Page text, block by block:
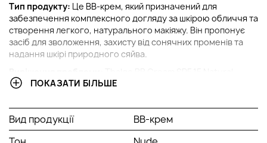
Тип продукту: Це BB-крем, який призначений для
забезпечення комплексного догляду за шкірою обличчя та
створення легкого, натурального макіяжу. Він пропонує
засіб для зволоження, захисту від сонячних променів та
надання шкірі природного сяйва.
вирішує проблему необхідності швидкого та ефективного
зволожуючого крему та тонального засобу. Він допомагає
підтримувати природний баланс шкіри, запобігає її
пересиханню і надає здорового, сяючого вигляду.
ПОКАЗАТИ БІЛЬШЕ
Вид продукції
BB-крем